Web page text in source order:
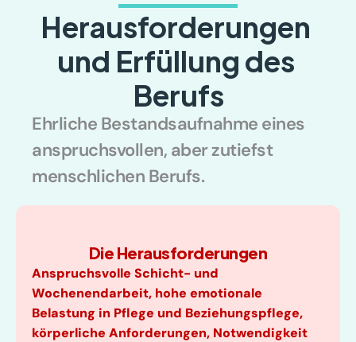
Herausforderungen
und Erfüllung des
Berufs
Ehrliche Bestandsaufnahme eines
anspruchsvollen, aber zutiefst
menschlichen Berufs.
Die Herausforderungen
Anspruchsvolle Schicht- und
Wochenendarbeit, hohe emotionale
Belastung in Pflege und Beziehungspflege,
körperliche Anforderungen, Notwendigkeit